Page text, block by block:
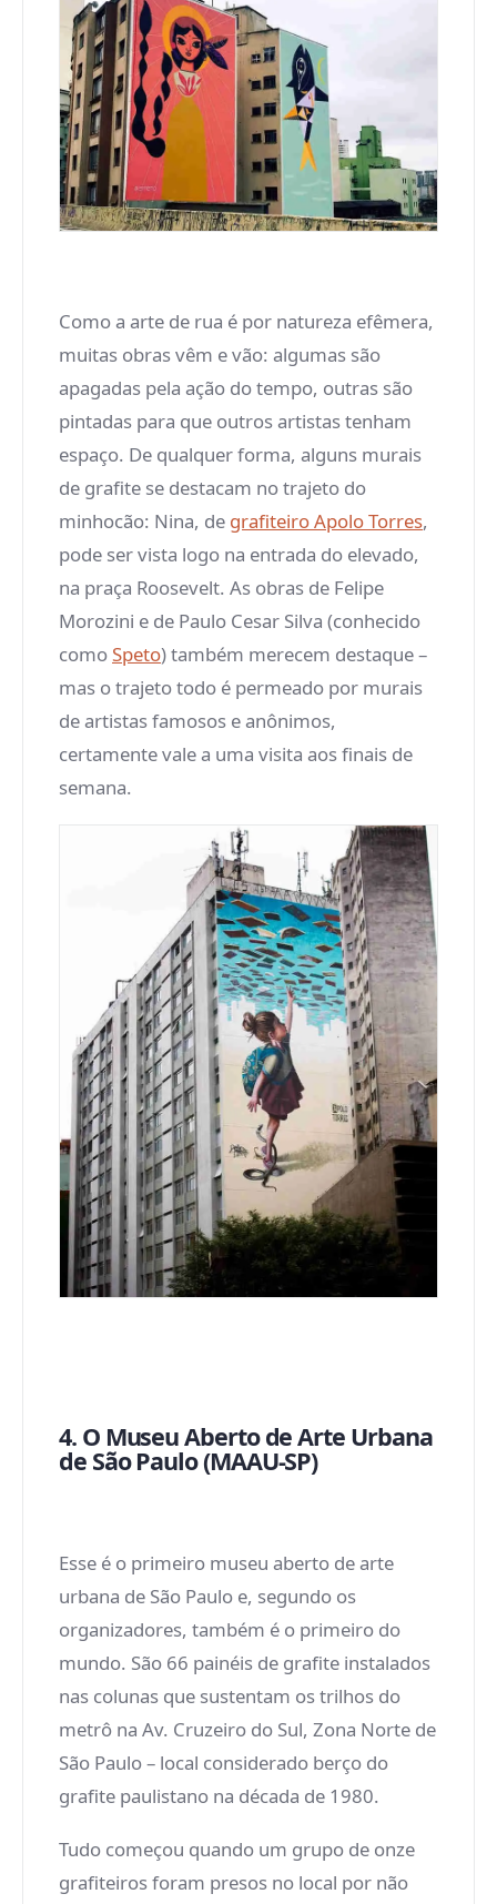
Como a arte de rua é por natureza efêmera,
muitas obras vêm e vão: algumas são
apagadas pela ação do tempo, outras são
pintadas para que outros artistas tenham
espaço. De qualquer forma, alguns murais
de grafite se destacam no trajeto do
minhocão: Nina, de grafiteiro Apolo Torres,
pode ser vista logo na entrada do elevado,
na praça Roosevelt. As obras de Felipe
Morozini e de Paulo Cesar Silva (conhecido
comoSpeto) também merecem destaque –
mas o trajeto todo é permeado por murais
de artistas famosos e anônimos,
certamente vale a uma visita aos finais de
semana.
4. O Museu Aberto de Arte Urbana
de São Paulo (MAAU-SP)
Esse é o primeiro museu aberto de arte
urbana de São Paulo e, segundo os
organizadores, também é o primeiro do
mundo. São 66 painéis de grafite instalados
nas colunas que sustentam os trilhos do
metrô na Av. Cruzeiro do Sul, Zona Norte de
São Paulo – local considerado berço do
grafite paulistano na década de 1980.
Tudo começou quando um grupo de onze
grafiteiros foram presos no local por não